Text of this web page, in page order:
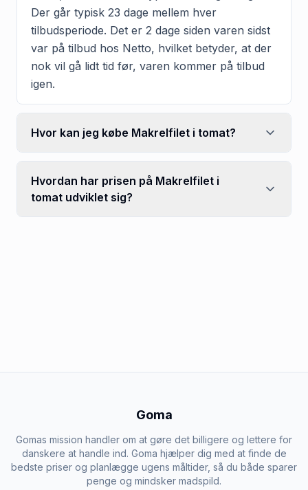
Der går typisk 23 dage mellem hver
tilbudsperiode. Det er 2 dage siden varen sidst
var på tilbud hos Netto, hvilket betyder, at der
nok vil gå lidt tid før, varen kommer på tilbud
igen.
Hvor kan jeg købe Makrelfilet i tomat?
Hvordan har prisen på Makrelfilet i
tomat udviklet sig?
Goma
Gomas mission handler om at gøre det billigere og lettere for
danskere at handle ind. Goma hjælper dig med at finde de
bedste priser og planlægge ugens måltider, så du både sparer
penge og mindsker madspild.